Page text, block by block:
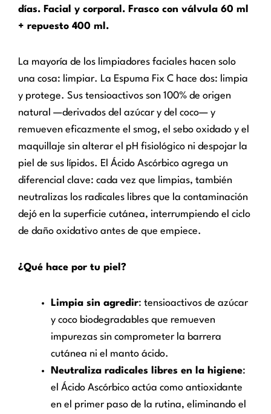
días. Facial y corporal. Frasco con válvula 60 ml
+ repuesto 400 ml.
La mayoría de los limpiadores faciales hacen solo
una cosa: limpiar. La Espuma Fix C hace dos: limpia
y protege. Sus tensioactivos son 100% de origen
natural —derivados del azúcar y del coco— y
remueven eficazmente el smog, el sebo oxidado y el
maquillaje sin alterar el pH fisiológico ni despojar la
piel de sus lípidos. El Ácido Ascórbico agrega un
diferencial clave: cada vez que limpias, también
neutralizas los radicales libres que la contaminación
dejó en la superficie cutánea, interrumpiendo el ciclo
de daño oxidativo antes de que empiece.
¿Qué hace por tu piel?
Limpia sin agredir: tensioactivos de azúcar
y coco biodegradables que remueven
impurezas sin comprometer la barrera
cutánea ni el manto ácido.
Neutraliza radicales libres en la higiene:
el Ácido Ascórbico actúa como antioxidante
en el primer paso de la rutina, eliminando el